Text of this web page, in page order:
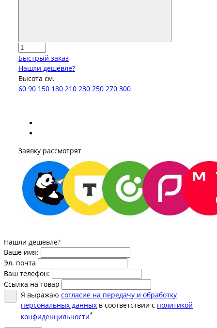
Быстрый заказ
Нашли дешевле?
Высота см.
60 90 150 180 210 230 250 270 300
Заявку рассмотрят
Нашли дешевле?
Ваше имя:
Эл. почта
Ваш телефон:
Ссылка на товар
Я выражаю согласие на передачу и обработку
персональных данных в соответствии с политикой
конфиденцильности*